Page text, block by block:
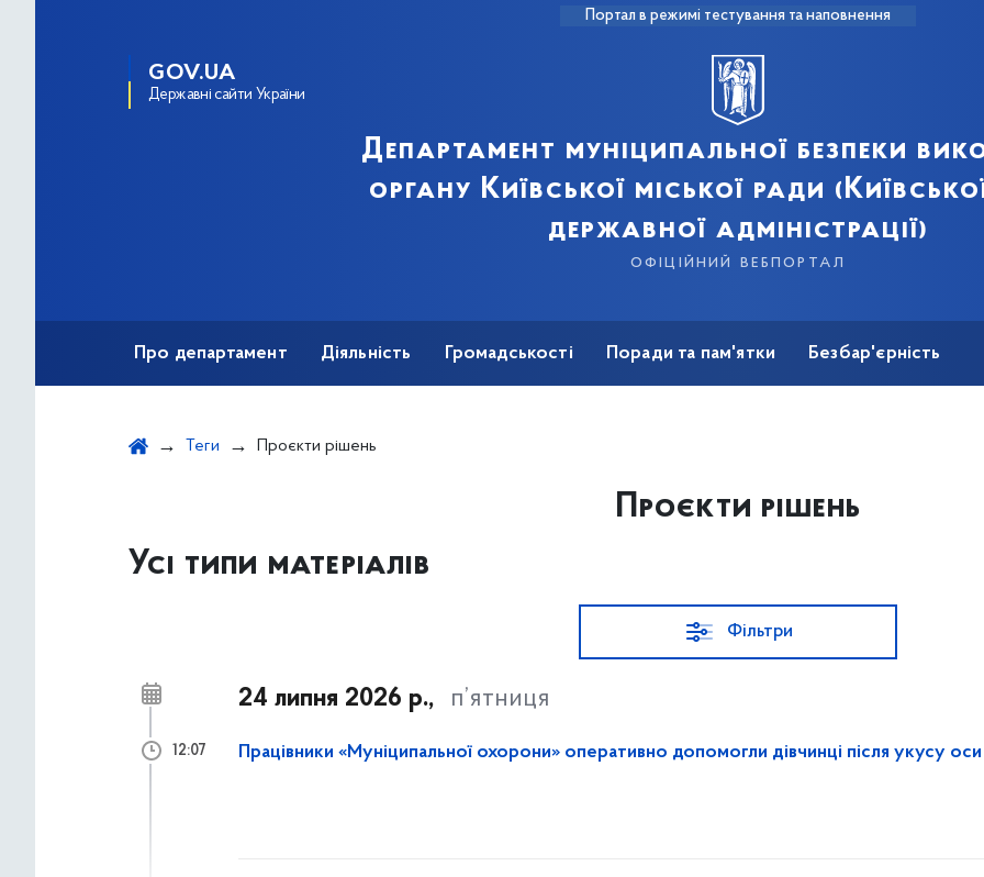
Портал в режимі тестування та наповнення
GOV.UA
Державні сайти України
Департамент муніципальної безпеки
органу Київської міської ради
державної адміністрації)
офіційний вебпортал
Про департамент Діяльність Громадськості Поради та пам'ятки Безбар'єрність
Теги Проєкти рішень
Проєкти рішень
Усі типи матеріалів
Фільтри
24 липня 2026 р., п’ятниця
Працівники «Муніципальної охорони» оперативно допомогли дівчинці після укусу оси
12:07